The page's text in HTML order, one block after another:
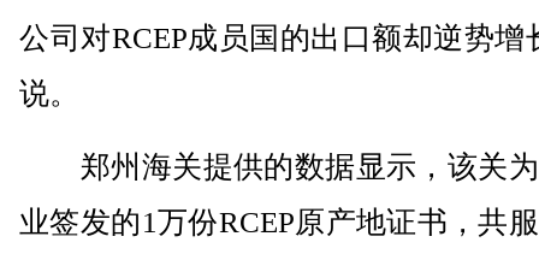
公司对RCEP成员国的出口额却逆势增
说。
郑州海关提供的数据显示，该关
业签发的1万份RCEP原产地证书，共